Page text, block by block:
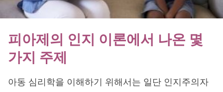
피아제의 인지 이론에서 나온 몇
가지 주제
아동 심리학을 이해하기 위해서는 일단 인지주의자